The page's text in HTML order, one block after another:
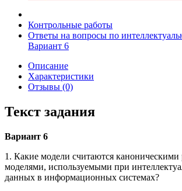
Контрольные работы
Ответы на вопросы по
Вариант 6
Описание
Характеристики
Отзывы (0)
Текст задания
Вариант 6
1. Какие модели считаются
моделями, используемыми при
данных в информационных системах?